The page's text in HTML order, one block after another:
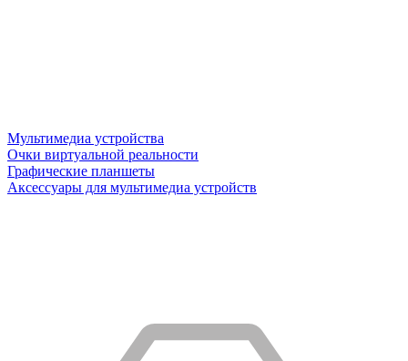
Мультимедиа устройства
Очки виртуальной реальности
Графические планшеты
Аксессуары для мультимедиа устройств